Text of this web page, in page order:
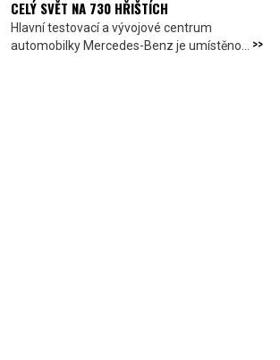
CELÝ SVĚT NA 730 HŘIŠTÍCH
Hlavní testovací a vývojové centrum
automobilky Mercedes-Benz je umístěno... >>